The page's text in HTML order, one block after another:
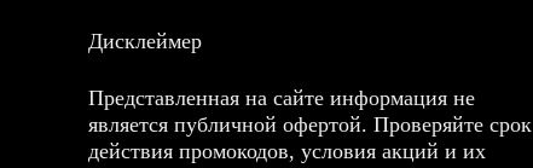
Дисклеймер
Представленная на сайте информация не
является публичной офертой. Проверяйте срок
действия промокодов, условия акций и их